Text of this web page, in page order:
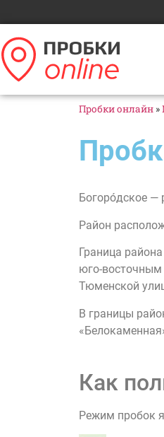
Пробки онлайн »
Богоро́дское —
Район
Граница
юго-восточным
Тюменской
В границы
Как
Режим пробок